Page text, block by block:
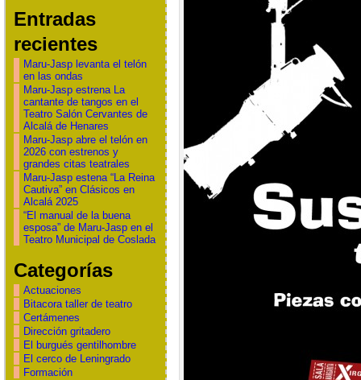
Entradas
recientes
Maru-Jasp levanta el telón
en las ondas
Maru-Jasp estrena La
cantante de tangos en el
Teatro Salón Cervantes de
Alcalá de Henares
Maru-Jasp abre el telón en
2026 con estrenos y
grandes citas teatrales
Maru-Jasp estena “La Reina
Cautiva” en Clásicos en
Alcalá 2025
“El manual de la buena
esposa” de Maru-Jasp en el
Teatro Municipal de Coslada
Categorías
Actuaciones
Bitacora taller de teatro
Certámenes
Dirección gritadero
El burgués gentilhombre
El cerco de Leningrado
Formación